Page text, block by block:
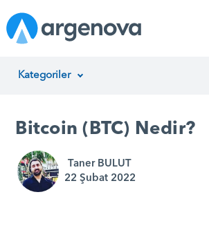
Kategoriler
Yazılım Geliştirme
Bitcoin (BTC) Nedir?
Taner BULUT
22 Şubat 2022